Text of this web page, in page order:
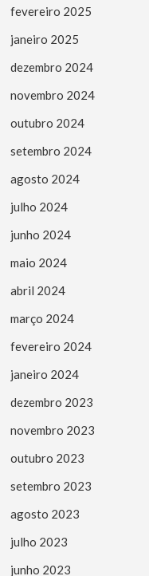
fevereiro 2025
janeiro 2025
dezembro 2024
novembro 2024
outubro 2024
setembro 2024
agosto 2024
julho 2024
junho 2024
maio 2024
abril 2024
março 2024
fevereiro 2024
janeiro 2024
dezembro 2023
novembro 2023
outubro 2023
setembro 2023
agosto 2023
julho 2023
junho 2023